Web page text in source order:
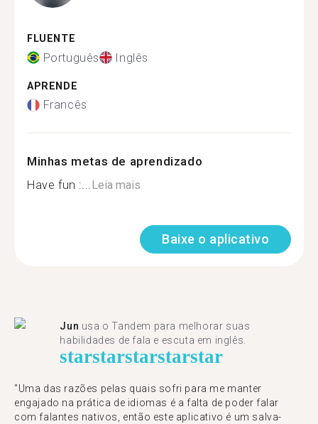
FLUENTE
Português Inglês
APRENDE
Francês
Minhas metas de aprendizado
Have fun :...Leia mais
Baixe o aplicativo
Jun usa o Tandem para melhorar suas
habilidades de fala e escuta em inglês.
starstarstarstarstar
"Uma das razões pelas quais sofri para me manter
engajado na prática de idiomas é a falta de poder falar
com falantes nativos, então este aplicativo é um salva-